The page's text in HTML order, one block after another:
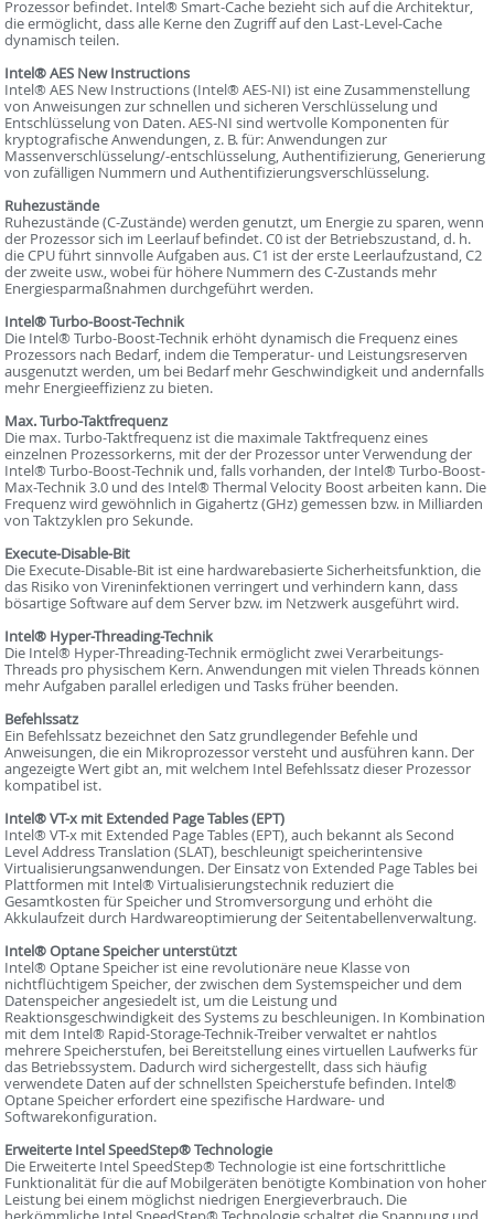
Prozessor befindet. Intel® Smart-Cache bezieht sich auf die Architektur,
die ermöglicht, dass alle Kerne den Zugriff auf den Last-Level-Cache
dynamisch teilen.
Intel® AES New Instructions
Intel® AES New Instructions (Intel® AES-NI) ist eine Zusammenstellung
von Anweisungen zur schnellen und sicheren Verschlüsselung und
Entschlüsselung von Daten. AES-NI sind wertvolle Komponenten für
kryptografische Anwendungen, z. B. für: Anwendungen zur
Massenverschlüsselung/-entschlüsselung, Authentifizierung, Generierung
von zufälligen Nummern und Authentifizierungsverschlüsselung.
Ruhezustände
Ruhezustände (C-Zustände) werden genutzt, um Energie zu sparen, wenn
der Prozessor sich im Leerlauf befindet. C0 ist der Betriebszustand, d. h.
die CPU führt sinnvolle Aufgaben aus. C1 ist der erste Leerlaufzustand, C2
der zweite usw., wobei für höhere Nummern des C-Zustands mehr
Energiesparmaßnahmen durchgeführt werden.
Intel® Turbo-Boost-Technik
Die Intel® Turbo-Boost-Technik erhöht dynamisch die Frequenz eines
Prozessors nach Bedarf, indem die Temperatur- und Leistungsreserven
ausgenutzt werden, um bei Bedarf mehr Geschwindigkeit und andernfalls
mehr Energieeffizienz zu bieten.
Max. Turbo-Taktfrequenz
Die max. Turbo-Taktfrequenz ist die maximale Taktfrequenz eines
einzelnen Prozessorkerns, mit der der Prozessor unter Verwendung der
Intel® Turbo-Boost-Technik und, falls vorhanden, der Intel® Turbo-Boost-
Max-Technik 3.0 und des Intel® Thermal Velocity Boost arbeiten kann. Die
Frequenz wird gewöhnlich in Gigahertz (GHz) gemessen bzw. in Milliarden
von Taktzyklen pro Sekunde.
Execute-Disable-Bit
Die Execute-Disable-Bit ist eine hardwarebasierte Sicherheitsfunktion, die
das Risiko von Vireninfektionen verringert und verhindern kann, dass
bösartige Software auf dem Server bzw. im Netzwerk ausgeführt wird.
Intel® Hyper-Threading-Technik
Die Intel® Hyper-Threading-Technik ermöglicht zwei Verarbeitungs-
Threads pro physischem Kern. Anwendungen mit vielen Threads können
mehr Aufgaben parallel erledigen und Tasks früher beenden.
Befehlssatz
Ein Befehlssatz bezeichnet den Satz grundlegender Befehle und
Anweisungen, die ein Mikroprozessor versteht und ausführen kann. Der
angezeigte Wert gibt an, mit welchem Intel Befehlssatz dieser Prozessor
kompatibel ist.
Intel® VT-x mit Extended Page Tables (EPT)
Intel® VT-x mit Extended Page Tables (EPT), auch bekannt als Second
Level Address Translation (SLAT), beschleunigt speicherintensive
Virtualisierungsanwendungen. Der Einsatz von Extended Page Tables bei
Plattformen mit Intel® Virtualisierungstechnik reduziert die
Gesamtkosten für Speicher und Stromversorgung und erhöht die
Akkulaufzeit durch Hardwareoptimierung der Seitentabellenverwaltung.
Intel® Optane Speicher unterstützt
Intel® Optane Speicher ist eine revolutionäre neue Klasse von
nichtflüchtigem Speicher, der zwischen dem Systemspeicher und dem
Datenspeicher angesiedelt ist, um die Leistung und
Reaktionsgeschwindigkeit des Systems zu beschleunigen. In Kombination
mit dem Intel® Rapid-Storage-Technik-Treiber verwaltet er nahtlos
mehrere Speicherstufen, bei Bereitstellung eines virtuellen Laufwerks für
das Betriebssystem. Dadurch wird sichergestellt, dass sich häufig
verwendete Daten auf der schnellsten Speicherstufe befinden. Intel®
Optane Speicher erfordert eine spezifische Hardware- und
Softwarekonfiguration.
Erweiterte Intel SpeedStep® Technologie
Die Erweiterte Intel SpeedStep® Technologie ist eine fortschrittliche
Funktionalität für die auf Mobilgeräten benötigte Kombination von hoher
Leistung bei einem möglichst niedrigen Energieverbrauch. Die